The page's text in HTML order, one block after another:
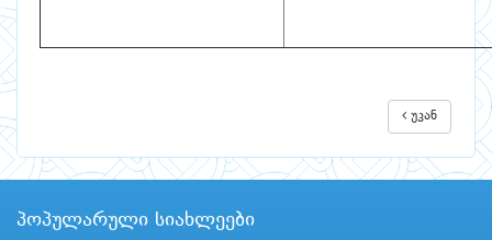
უკან
პოპულარული სიახლეები